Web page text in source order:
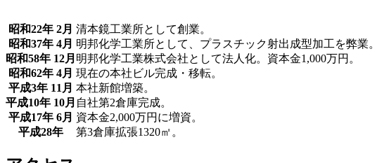
昭和22年 2月 清本鏡工業所として創業。
昭和37年 4月 明邦化学工業所として、プラスチック射出成型加工を弊業。
昭和58年 12月 明邦化学工業株式会社として法人化。資本金1,000万円。
昭和62年 4月 現在の本社ビル完成・移転。
平成3年 11月 本社新館増築。
平成10年 10月 自社第2倉庫完成。
平成17年 6月 資本金2,000万円に増資。
平成28年
第3倉庫拡張1320㎡。